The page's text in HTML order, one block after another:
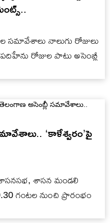
సమావేశాలు నాలుగు రోజులు
పదిహేను రోజుల పాటు అసెంబ్లీ
‘కాళేశ్వరం’పై
శాసనసభ, శాసన మండలి
గంటల నుంచి ప్రారంభం